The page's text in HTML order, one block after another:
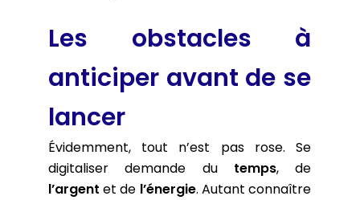
Les obstacles à
anticiper avant de se
lancer
Évidemment, tout n’est pas rose. Se
digitaliser demande du temps, de
l’argent et de l’énergie. Autant connaître